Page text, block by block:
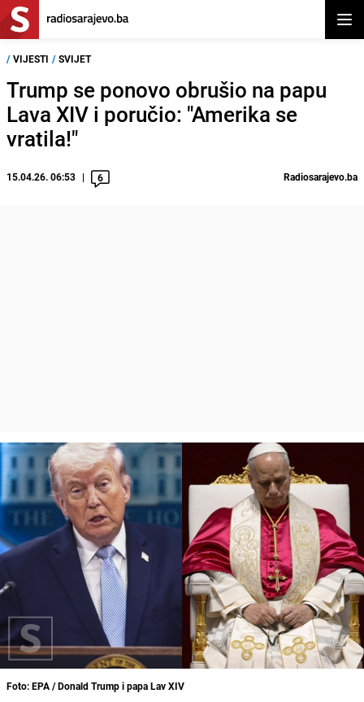
/ VIJESTI / SVIJET
Trump se ponovo obrušio na papu
Lava XIV i poručio: "Amerika se
vratila!"
15.04.26. 06:53 6 Radiosarajevo.ba
Foto: EPA / Donald Trump i papa Lav XIV